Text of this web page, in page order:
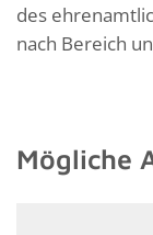
des
nach Bereich
Mögliche